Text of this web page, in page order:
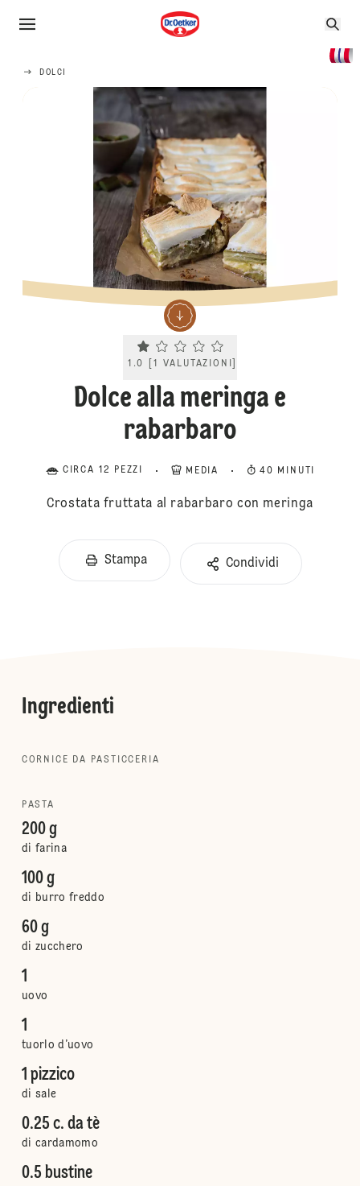
DOLCI
Current rating 1.0. Click to rate.
1.0 1 VALUTAZIONI
Dolce alla meringa e
rabarbaro
CIRCA 12 PEZZI MEDIA 40 MINUTI
Crostata fruttata al rabarbaro con meringa
Stampa Condividi
Ingredienti
CORNICE DA PASTICCERIA
PASTA
200 g
di farina
100 g
di burro freddo
60 g
di zucchero
1
uovo
1
tuorlo d’uovo
1 pizzico
di sale
0.25 c. da tè
di cardamomo
0.5 bustine